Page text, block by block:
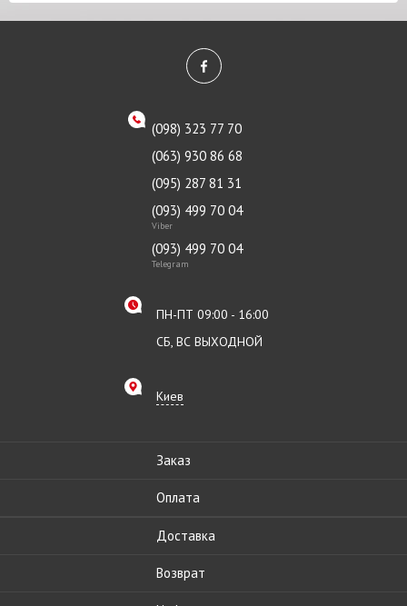
(098) 323 77 70
(063) 930 86 68
(095) 287 81 31
(093) 499 70 04
Viber
(093) 499 70 04
Telegram
ПН-ПТ 09:00 - 16:00
СБ, ВС ВЫХОДНОЙ
Киев
Заказ
Оплата
Доставка
Возврат